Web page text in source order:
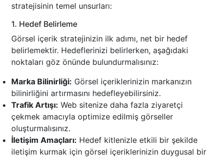
stratejisinin temel unsurları:
1. Hedef Belirleme
Görsel içerik stratejinizin ilk adımı, net bir hedef
belirlemektir. Hedeflerinizi belirlerken, aşağıdaki
noktaları göz önünde bulundurmalısınız:
Marka Bilinirliği: Görsel içeriklerinizin markanızın
bilinirliğini artırmasını hedefleyebilirsiniz.
Trafik Artışı: Web sitenize daha fazla ziyaretçi
çekmek amacıyla optimize edilmiş görseller
oluşturmalısınız.
İletişim Amaçları: Hedef kitlenizle etkili bir şekilde
iletişim kurmak için görsel içeriklerinizin duygusal bir